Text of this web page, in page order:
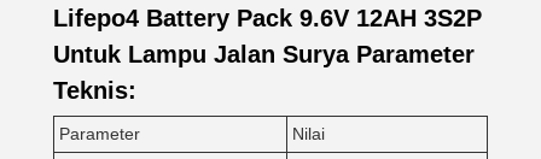
Lifepo4 Battery Pack 9.6V 12AH 3S2P
Untuk Lampu Jalan Surya Parameter
Teknis:
Parameter
Nilai